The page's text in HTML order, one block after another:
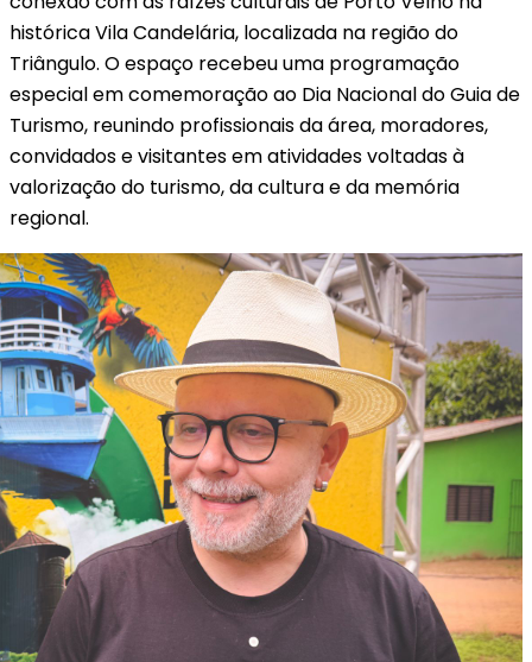
histórica Vila Candelária, localizada na região do
Triângulo. O espaço recebeu uma programação
especial em comemoração ao Dia Nacional do Guia de
Turismo, reunindo profissionais da área, moradores,
convidados e visitantes em atividades voltadas à
valorização do turismo, da cultura e da memória
regional.